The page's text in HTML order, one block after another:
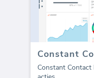
Constant
Constant Contact